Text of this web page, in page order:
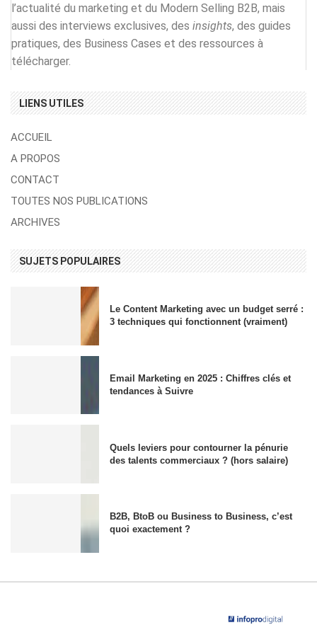
l’actualité du marketing et du Modern Selling B2B, mais
aussi des interviews exclusives, des insights, des guides
pratiques, des Business Cases et des ressources à
télécharger.
LIENS UTILES
ACCUEIL
A PROPOS
CONTACT
TOUTES NOS PUBLICATIONS
ARCHIVES
SUJETS POPULAIRES
Le Content Marketing avec un budget serré :
3 techniques qui fonctionnent (vraiment)
Email Marketing en 2025 : Chiffres clés et
tendances à Suivre
Quels leviers pour contourner la pénurie
des talents commerciaux ? (hors salaire)
B2B, BtoB ou Business to Business, c’est
quoi exactement ?